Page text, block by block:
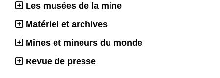
Les musées de la mine
Matériel et archives
Mines et mineurs du monde
Revue de presse